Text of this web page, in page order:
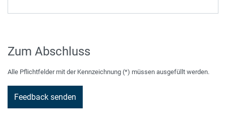
Zum Abschluss
Alle Pflichtfelder mit der Kennzeichnung (*) müssen ausgefüllt werden.